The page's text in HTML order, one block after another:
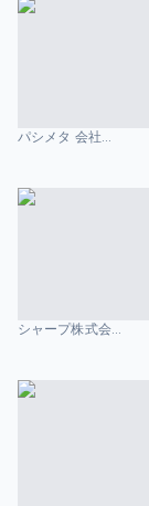
パシメタ 会社紹介資料 組織図のスライドデザイン
シャープ株式会社-FY2024決算-及び-FY2025-2027中期経営計画 組織図のスライドデザイン